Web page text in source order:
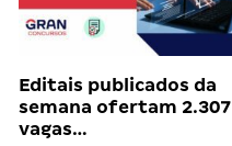
Editais publicados da
semana ofertam 2.307
vagas…